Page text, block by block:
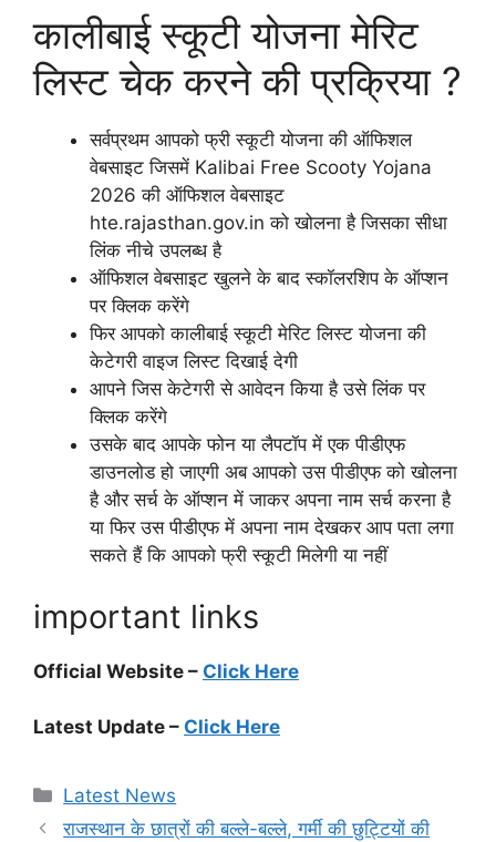
कालीबाई स्कूटी योजना मेरिट
लिस्ट चेक करने की प्रक्रिया ?
सर्वप्रथम आपको फ्री स्कूटी योजना की ऑफिशल
वेबसाइट जिसमें Kalibai Free Scooty Yojana
2026 की ऑफिशल वेबसाइट
hte.rajasthan.gov.in को खोलना है जिसका सीधा
लिंक नीचे उपलब्ध है
ऑफिशल वेबसाइट खुलने के बाद स्कॉलरशिप के ऑप्शन
पर क्लिक करेंगे
फिर आपको कालीबाई स्कूटी मेरिट लिस्ट योजना की
केटेगरी वाइज लिस्ट दिखाई देगी
आपने जिस केटेगरी से आवेदन किया है उसे लिंक पर
क्लिक करेंगे
उसके बाद आपके फोन या लैपटॉप में एक पीडीएफ
डाउनलोड हो जाएगी अब आपको उस पीडीएफ को खोलना
है और सर्च के ऑप्शन में जाकर अपना नाम सर्च करना है
या फिर उस पीडीएफ में अपना नाम देखकर आप पता लगा
सकते हैं कि आपको फ्री स्कूटी मिलेगी या नहीं
important links
Official Website – Click Here
Latest Update – Click Here
Categories
Latest News
राजस्थान के छात्रों की बल्ले-बल्ले, गर्मी की छुट्टियों की